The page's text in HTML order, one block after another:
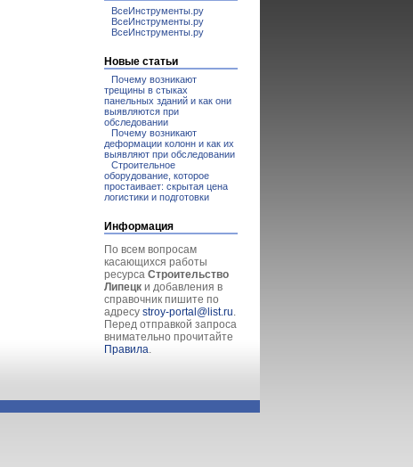
ВсеИнструменты.ру
ВсеИнструменты.ру
ВсеИнструменты.ру
Новые статьи
Почему возникают
трещины в стыках
панельных зданий и как они
выявляются при
обследовании
Почему возникают
деформации колонн и как их
выявляют при обследовании
Строительное
оборудование, которое
простаивает: скрытая цена
логистики и подготовки
Информация
По всем вопросам
касающихся работы
ресурса Строительство
Липецк и добавления в
справочник пишите по
адресу stroy-portal@list.ru.
Перед отправкой запроса
внимательно прочитайте
Правила.